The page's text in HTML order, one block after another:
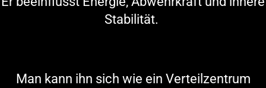
Stabilität.
Man kann ihn sich wie ein Verteilzentrum